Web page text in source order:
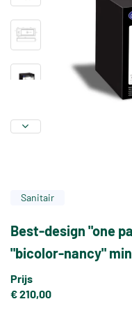
Sanitair
Best-design "one
"bicolor-nancy"
Prijs
€ 210,00